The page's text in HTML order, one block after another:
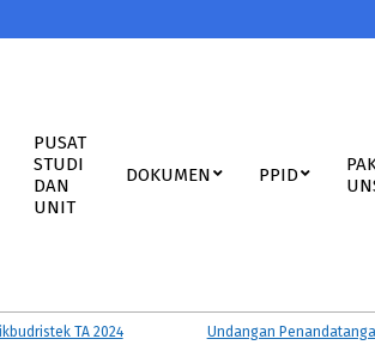
PUSAT
STUDI
DAN
UNIT
DOKUMEN PPID
TA 2024 Undangan